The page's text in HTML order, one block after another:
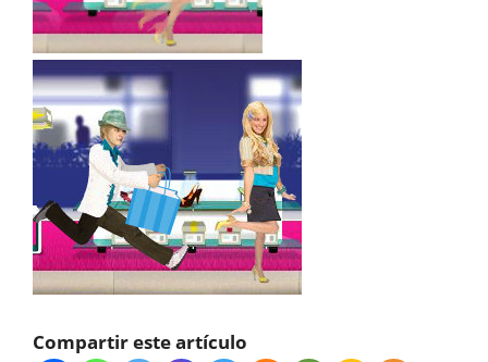
Compartir este artículo